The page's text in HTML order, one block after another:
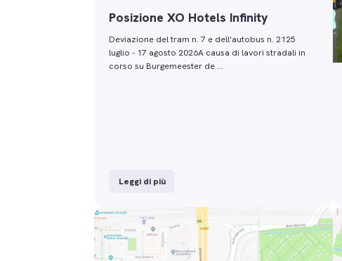
Posizione XO Hotels Infinity
Deviazione del tram n. 7 e dell'autobus n. 2125
luglio - 17 agosto 2026A causa di lavori stradali in
corso su Burgemeester de …
Leggi di più